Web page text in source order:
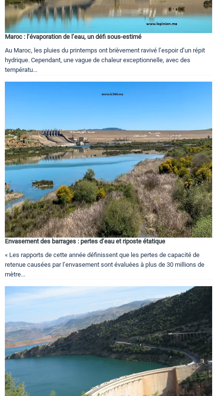
Maroc : l’évaporation de l’eau, un défi sous-estimé
Au Maroc, les pluies du printemps ont brièvement ravivé l’espoir d’un répit
hydrique. Cependant, une vague de chaleur exceptionnelle, avec des
températu...
Envasement des barrages : pertes d’eau et riposte étatique
« Les rapports de cette année définissent que les pertes de capacité de
retenue causées par l’envasement sont évaluées à plus de 30 millions de
mètre...